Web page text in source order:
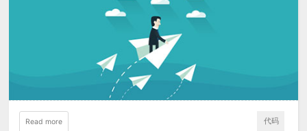
Read more 代码